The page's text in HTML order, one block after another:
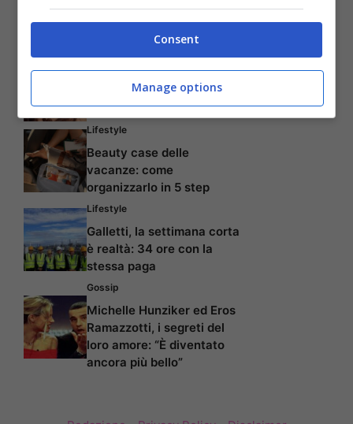
Creme viso idratanti per
Capelli
Capelli che si spezzano:
cause e come trattarli
Lifestyle
Beauty case delle
vacanze: come
organizzarlo in 5 step
Lifestyle
Galletti, la settimana corta
è realtà: 34 ore con la
stessa paga
Gossip
Michelle Hunziker ed Eros
Ramazzotti, i segreti del
loro amore: “È diventato
ancora più bello”
Consent
Manage options